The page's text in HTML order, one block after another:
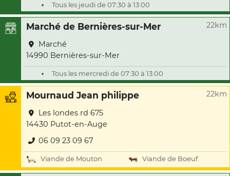
Tous les jeudi de 07:30 à 13:00
Marché de Bernières-sur-Mer 22km
Marché
14990 Bernières-sur-Mer
Tous les mercredi de 07:30 à 13:00
Mournaud Jean philippe 22km
Les londes rd 675
14430 Putot-en-Auge
06 09 23 09 67
Viande de Mouton Viande de Boeuf